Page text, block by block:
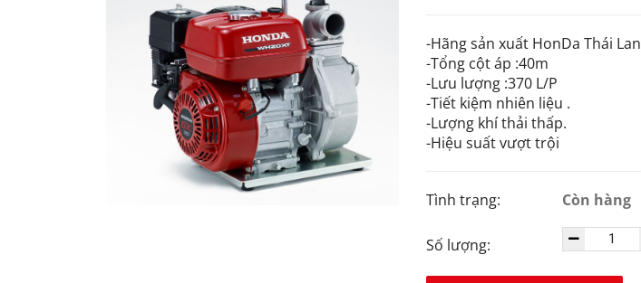
-Hãng sản xuất HonDa Thái Lan
-Tổng cột áp :40m
-Lưu lượng :370 L/P
-Tiết kiệm nhiên liệu .
-Lượng khí thải thấp.
-Hiệu suất vượt trội
Tình trạng: Còn hàng
Số lượng: